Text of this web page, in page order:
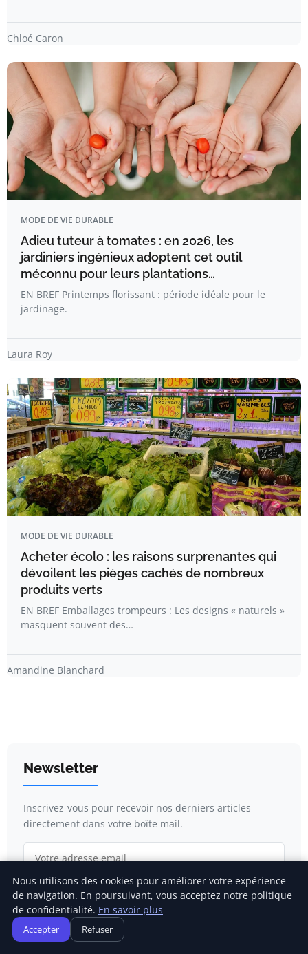
Chloé Caron
MODE DE VIE DURABLE
Adieu tuteur à tomates : en 2026, les
jardiniers ingénieux adoptent cet outil
méconnu pour leurs plantations…
EN BREF Printemps florissant : période idéale pour le
jardinage.
Laura Roy
MODE DE VIE DURABLE
Acheter écolo : les raisons surprenantes qui
dévoilent les pièges cachés de nombreux
produits verts
EN BREF Emballages trompeurs : Les designs « naturels »
masquent souvent des…
Amandine Blanchard
Newsletter
Inscrivez-vous pour recevoir nos derniers articles
directement dans votre boîte mail.
S'inscrire
Nous utilisons des cookies pour améliorer votre expérience
de navigation. En poursuivant, vous acceptez notre politique
de confidentialité. En savoir plus
Accepter Refuser